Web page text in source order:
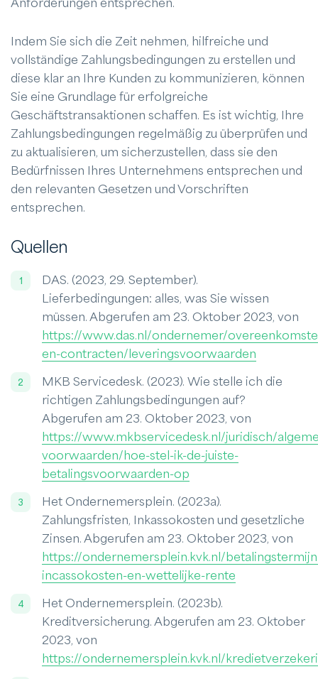
Anforderungen entsprechen.
Indem Sie sich die Zeit nehmen, hilfreiche und
vollständige Zahlungsbedingungen zu erstellen und
diese klar an Ihre Kunden zu kommunizieren, können
Sie eine Grundlage für erfolgreiche
Geschäftstransaktionen schaffen. Es ist wichtig, Ihre
Zahlungsbedingungen regelmäßig zu überprüfen und
zu aktualisieren, um sicherzustellen, dass sie den
Bedürfnissen Ihres Unternehmens entsprechen und
den relevanten Gesetzen und Vorschriften
entsprechen.
Quellen
DAS. (2023, 29. September).
Lieferbedingungen: alles, was Sie wissen
müssen. Abgerufen am 23. Oktober 2023, von
https://www.das.nl/ondernemer/
en-contracten/leveringsvoorwaarden
MKB Servicedesk. (2023). Wie stelle ich die
richtigen Zahlungsbedingungen auf?
Abgerufen am 23. Oktober 2023, von
https://www.mkbservicedesk.nl/juridisch/
voorwaarden/hoe-stel-ik-de-juiste-
betalingsvoorwaarden-op
Het Ondernemersplein. (2023a).
Zahlungsfristen, Inkassokosten und gesetzliche
Zinsen. Abgerufen am 23. Oktober 2023, von
https://ondernemersplein.kvk.nl/
incassokosten-en-wettelijke-rente
Het Ondernemersplein. (2023b).
Kreditversicherung. Abgerufen am 23. Oktober
2023, von
https://ondernemersplein.kvk.nl/